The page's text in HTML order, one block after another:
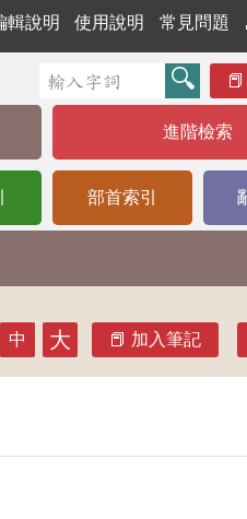
輯說明 使用說明 常見問題
進階檢索
部首索引
中 大 加入筆記